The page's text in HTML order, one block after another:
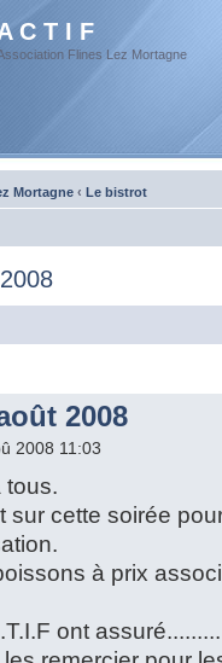
C T I F
Flines Lez Mortagne
Mortagne ‹ Le bistrot
2008
2008 11:03
tous.
sur cette soirée
à prix
ont